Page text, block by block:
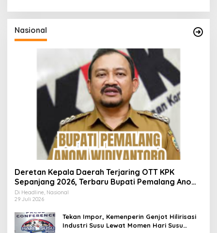
Nasional
Deretan Kepala Daerah Terjaring OTT KPK
Sepanjang 2026, Terbaru Bupati Pemalang Anom
Widiyantoro
Di Headline, Nasional
29 Juli 2026
Tekan Impor, Kemenperin Genjot Hilirisasi
Industri Susu Lewat Momen Hari Susu